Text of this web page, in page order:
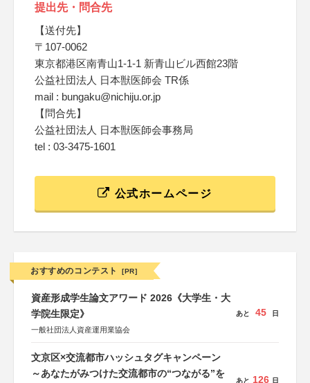
提出先・問合先
【送付先】
〒107-0062
東京都港区南青山1-1-1 新青山ビル西館23階
公益社団法人 日本獣医師会 TR係
mail : bungaku@nichiju.or.jp
【問合先】
公益社団法人 日本獣医師会事務局
tel : 03-3475-1601
公式ホームページ
おすすめのコンテスト [PR]
資産形成学生論文アワード 2026《大学生・大
学院生限定》
一般社団法人資産運用業協会
あと 45 日
文京区×交流都市ハッシュタグキャンペーン
～あなたがみつけた交流都市の“つながる”を
あと 126 日